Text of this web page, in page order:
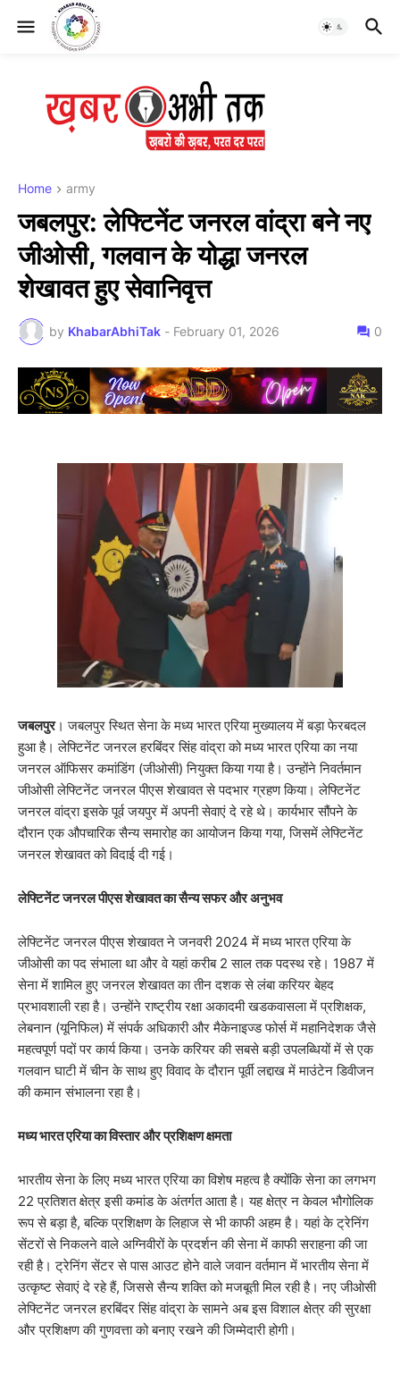
Home army
जबलपुर: लेफ्टिनेंट जनरल वांद्रा बने नए
जीओसी, गलवान के योद्धा जनरल
शेखावत हुए सेवानिवृत्त
by KhabarAbhiTak - February 01, 2026 0
जबलपुर। जबलपुर स्थित सेना के मध्य भारत एरिया मुख्यालय में बड़ा फेरबदल
हुआ है। लेफ्टिनेंट जनरल हरबिंदर सिंह वांद्रा को मध्य भारत एरिया का नया
जनरल ऑफिसर कमांडिंग (जीओसी) नियुक्त किया गया है। उन्होंने निवर्तमान
जीओसी लेफ्टिनेंट जनरल पीएस शेखावत से पदभार ग्रहण किया। लेफ्टिनेंट
जनरल वांद्रा इसके पूर्व जयपुर में अपनी सेवाएं दे रहे थे। कार्यभार सौंपने के
दौरान एक औपचारिक सैन्य समारोह का आयोजन किया गया, जिसमें लेफ्टिनेंट
जनरल शेखावत को विदाई दी गई।
​लेफ्टिनेंट जनरल पीएस शेखावत का सैन्य सफर और अनुभव
​लेफ्टिनेंट जनरल पीएस शेखावत ने जनवरी 2024 में मध्य भारत एरिया के
जीओसी का पद संभाला था और वे यहां करीब 2 साल तक पदस्थ रहे। 1987 में
सेना में शामिल हुए जनरल शेखावत का तीन दशक से लंबा करियर बेहद
प्रभावशाली रहा है। उन्होंने राष्ट्रीय रक्षा अकादमी खडकवासला में प्रशिक्षक,
लेबनान (यूनिफिल) में संपर्क अधिकारी और मैकेनाइज्ड फोर्स में महानिदेशक जैसे
महत्वपूर्ण पदों पर कार्य किया। उनके करियर की सबसे बड़ी उपलब्धियों में से एक
गलवान घाटी में चीन के साथ हुए विवाद के दौरान पूर्वी लद्दाख में माउंटेन डिवीजन
की कमान संभालना रहा है।
​मध्य भारत एरिया का विस्तार और प्रशिक्षण क्षमता
​भारतीय सेना के लिए मध्य भारत एरिया का विशेष महत्व है क्योंकि सेना का लगभग
22 प्रतिशत क्षेत्र इसी कमांड के अंतर्गत आता है। यह क्षेत्र न केवल भौगोलिक
रूप से बड़ा है, बल्कि प्रशिक्षण के लिहाज से भी काफी अहम है। यहां के ट्रेनिंग
सेंटरों से निकलने वाले अग्निवीरों के प्रदर्शन की सेना में काफी सराहना की जा
रही है। ट्रेनिंग सेंटर से पास आउट होने वाले जवान वर्तमान में भारतीय सेना में
उत्कृष्ट सेवाएं दे रहे हैं, जिससे सैन्य शक्ति को मजबूती मिल रही है। नए जीओसी
लेफ्टिनेंट जनरल हरबिंदर सिंह वांद्रा के सामने अब इस विशाल क्षेत्र की सुरक्षा
और प्रशिक्षण की गुणवत्ता को बनाए रखने की जिम्मेदारी होगी।